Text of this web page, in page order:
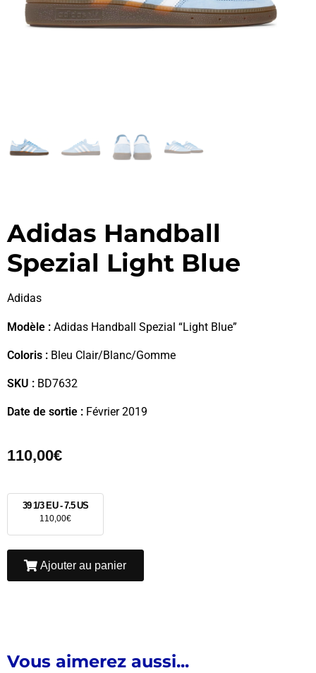
Adidas Handball
Spezial Light Blue
Adidas
Modèle : Adidas Handball Spezial “Light Blue”
Coloris : Bleu Clair/Blanc/Gomme
SKU : BD7632
Date de sortie : Février 2019
110,00€
39 1/3 EU - 7.5 US
110,00€
Ajouter au panier
Vous aimerez aussi...